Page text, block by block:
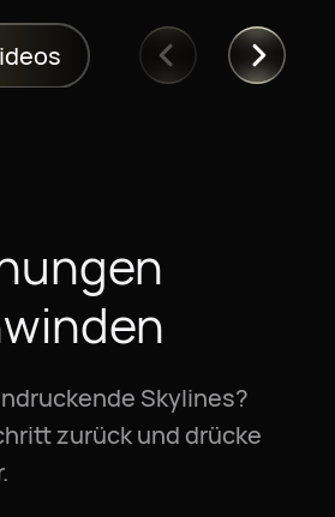
Skylines?
zurück und drücke